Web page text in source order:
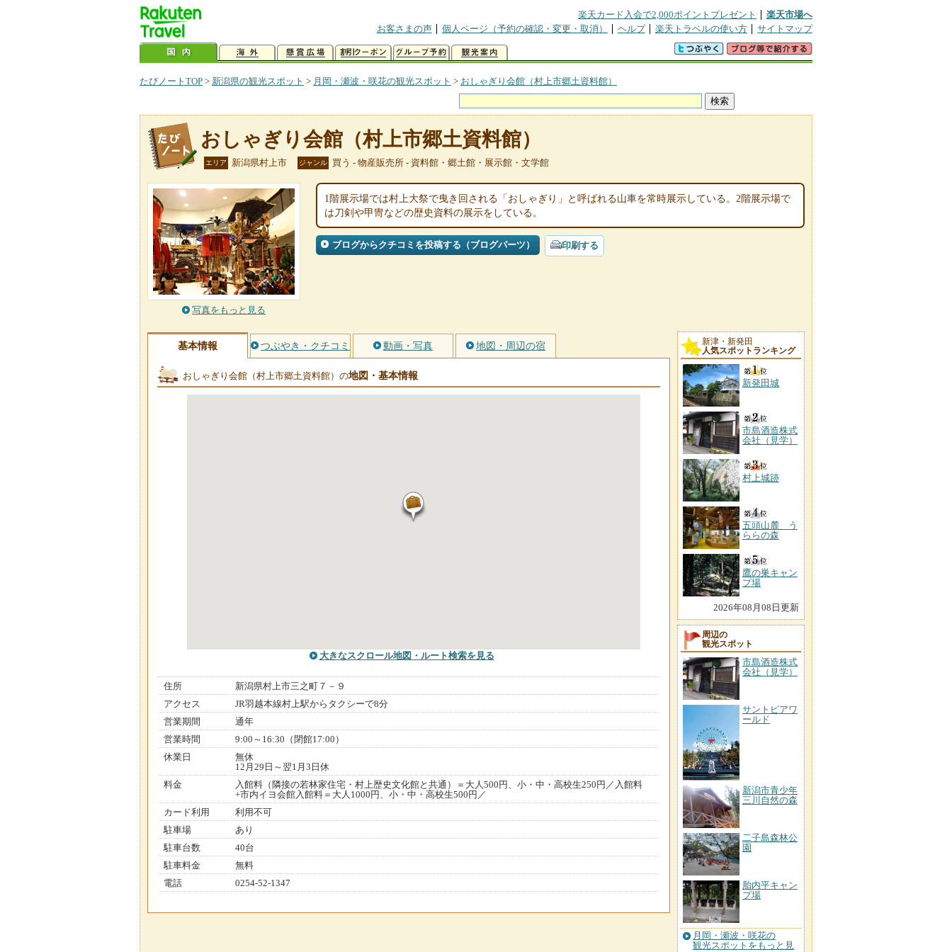
楽天カード入会で2,000ポイントプレゼント
楽天市場へ
お客さまの声
個人ページ（予約の確認・変更・取消） ヘルプ 楽天トラベルの使い方 サイトマップ
たびノートTOP > 新潟県の観光スポット > 月岡・瀬波・咲花の観光スポット > おしゃぎり会館（村上市郷土資料館）
おしゃぎり会館（村上市郷土資料館）
エリア 新潟県村上市 ジャンル 買う - 物産販売所 - 資料館・郷土館・展示館・文学館
写真をもっと見る
1階展示場では村上大祭で曳き回される「おしゃぎり」と呼ばれる山車を常時展示している。2階展示場で
は刀剣や甲冑などの歴史資料の展示をしている。
ブログからクチコミを投稿する（ブログパーツ） 印刷する
基本情報 つぶやき・クチコミ 動画・写真 地図・周辺の宿
おしゃぎり会館（村上市郷土資料館）の地図・基本情報
大きなスクロール地図 ・ルート検索を見る
住所
新潟県村上市三之町７－９
アクセス
JR羽越本線村上駅からタクシーで8分
営業期間
通年
営業時間
9:00～16:30（閉館17:00）
休業日
無休
12月29日～翌1月3日休
料金
入館料（隣接の若林家住宅・村上歴史文化館と共通）＝大人500円、小・中・高校生250円／入館料
+市内イヨ会館入館料＝大人1000円、小・中・高校生500円／
カード利用
利用不可
駐車場
あり
駐車台数
40台
駐車料金
無料
電話
0254-52-1347
新津・新発田
人気スポットランキング
新発田城
市島酒造株式
会社（見学）
村上城跡
五頭山麓 う
ららの森
鷹の巣キャン
プ場
2026年08月08日更新
周辺の
観光スポット
市島酒造株式
会社（見学）
サントピアワ
ールド
新潟市青少年
三川自然の森
二子島森林公
園
胎内平キャン
プ場
月岡・瀬波・咲花の
観光スポットをもっと見